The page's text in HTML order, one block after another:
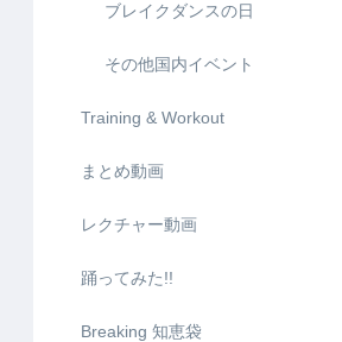
ブレイクダンスの日
その他国内イベント
Training & Workout
まとめ動画
レクチャー動画
踊ってみた!!
Breaking 知恵袋